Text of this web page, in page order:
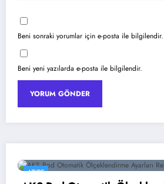
Beni sonraki yorumlar için e-posta ile bilgilendir.
Beni yeni yazılarda e-posta ile bilgilendir.
YAPAY ZEKA